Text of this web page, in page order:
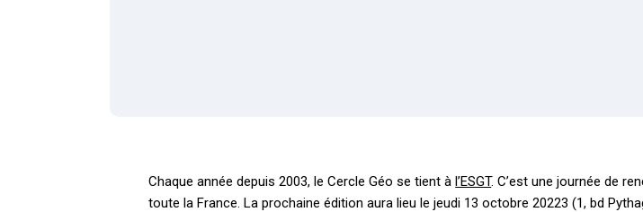
Chaque année depuis 2003, le Cercle Géo se tient àl’ESGT. C’est une journée de
toute la France. La prochaine édition aura lieu le jeudi 13 octobre 20223 (1, bd